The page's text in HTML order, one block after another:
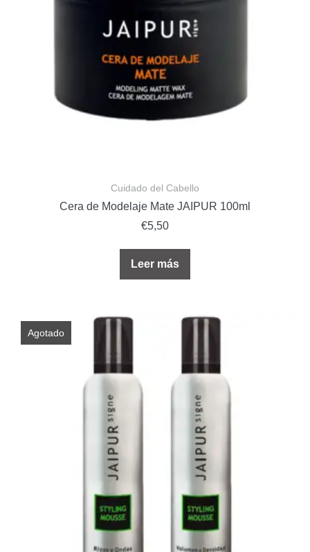
Cuidado del Cabello
Cera de Modelaje Mate JAIPUR 100ml
€5,50
Leer más
Agotado